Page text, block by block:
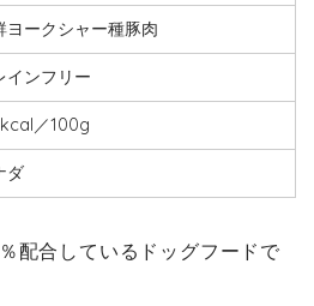
ヨークシャー種豚肉
インフリー
／100g
ダ
配合しているドッグフードで